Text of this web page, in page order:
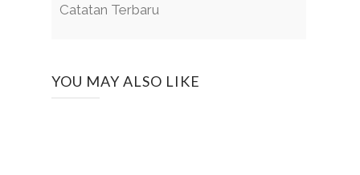
Catatan Terbaru
YOU MAY ALSO LIKE